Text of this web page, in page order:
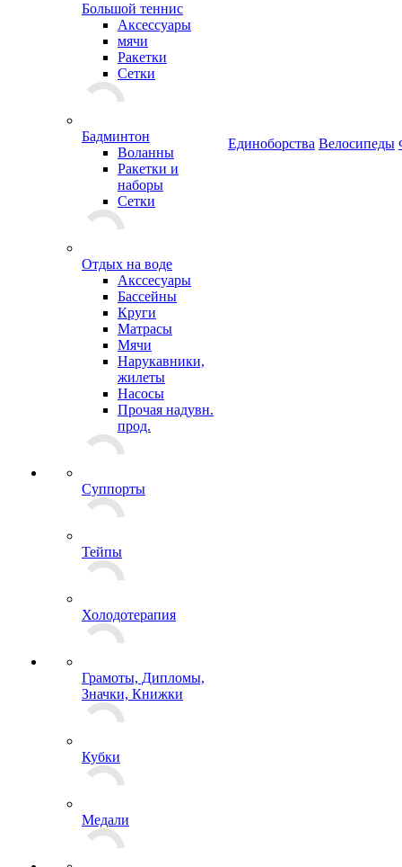
Большой теннис
Аксессуары
мячи
Ракетки
Сетки
Бадминтон
Воланны
Ракетки и
наборы
Сетки
Отдых на воде
Акссесуары
Бассейны
Круги
Матрасы
Мячи
Нарукавники,
жилеты
Насосы
Прочая надувн.
прод.
Суппорты
Тейпы
Холодотерапия
Грамоты, Дипломы,
Значки, Книжки
Кубки
Медали
Единоборства Велосипеды